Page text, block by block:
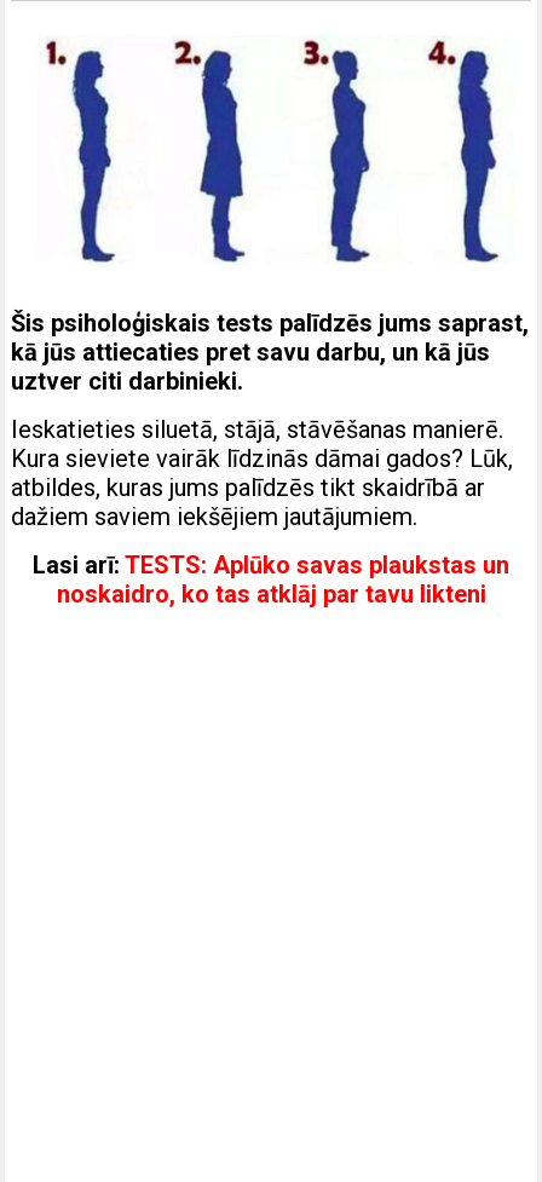
Šis psiholoģiskais tests palīdzēs jums saprast,
kā jūs attiecaties pret savu darbu, un kā jūs
uztver citi darbinieki.
Ieskatieties siluetā, stājā, stāvēšanas manierē.
Kura sieviete vairāk līdzinās dāmai gados? Lūk,
atbildes, kuras jums palīdzēs tikt skaidrībā ar
dažiem saviem iekšējiem jautājumiem.
Lasi arī: TESTS: Aplūko savas plaukstas un
noskaidro, ko tas atklāj par tavu likteni